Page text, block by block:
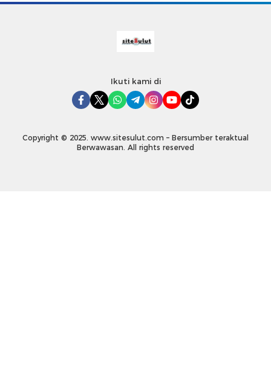
Ikuti kami di
Copyright © 2025. www.sitesulut.com – Bersumber teraktual
Berwawasan. All rights reserved